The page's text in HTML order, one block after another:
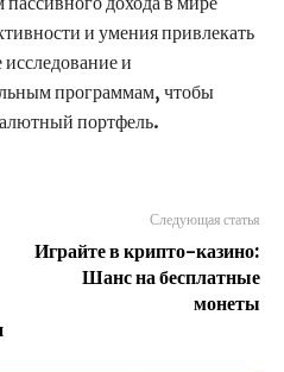
и умения привлекать
и
программам, чтобы
портфель.
Следующая статья
Играйте в крипто-казино:
Шанс на бесплатные
монеты